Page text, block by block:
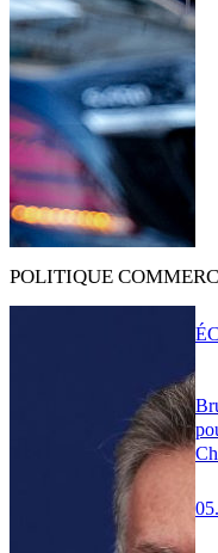
POLITIQUE